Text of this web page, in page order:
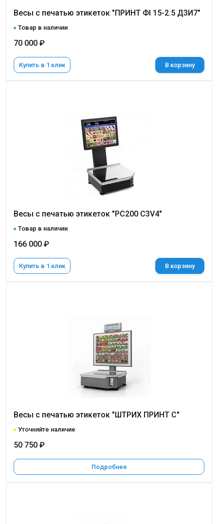
Весы с печатью этикеток "ПРИНТ ФI 15-2.5 Д3И7"
Товар в наличии
70 000 ₽
Купить в 1 клик В корзину
Весы с печатью этикеток "PC200 C3V4"
Товар в наличии
166 000 ₽
Купить в 1 клик В корзину
Весы с печатью этикеток "ШТРИХ ПРИНТ С"
Уточняйте наличие
50 750 ₽
Подробнее